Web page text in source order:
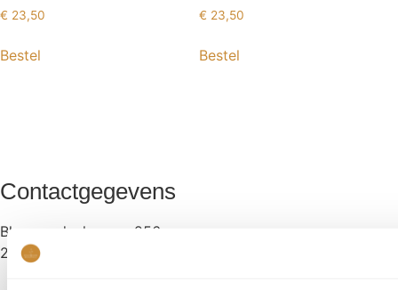
€ 23,50
Bestel
€ 23,50
Bestel
Contactgegevens
Bloemendaalseweg 256
2051 GN OVERVEEN